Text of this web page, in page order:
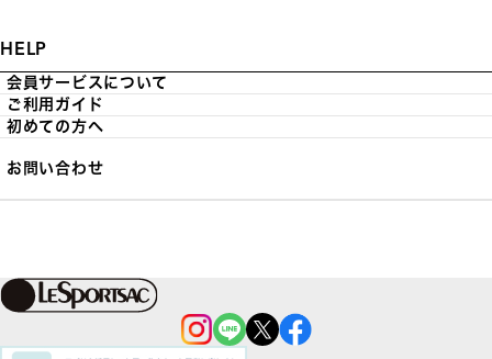
HELP
会員サービスについて
ご利用ガイド
初めての方へ
お問い合わせ